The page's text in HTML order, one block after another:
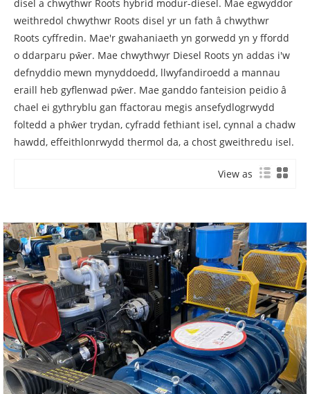
disel a chwythwr Roots hybrid modur-diesel. Mae egwyddor
weithredol chwythwr Roots disel yr un fath â chwythwr
Roots cyffredin. Mae'r gwahaniaeth yn gorwedd yn y ffordd
o ddarparu pŵer. Mae chwythwyr Diesel Roots yn addas i'w
defnyddio mewn mynyddoedd, llwyfandiroedd a mannau
eraill heb gyflenwad pŵer. Mae ganddo fanteision peidio â
chael ei gythryblu gan ffactorau megis ansefydlogrwydd
foltedd a phŵer trydan, cyfradd fethiant isel, cynnal a chadw
hawdd, effeithlonrwydd thermol da, a chost gweithredu isel.
View as